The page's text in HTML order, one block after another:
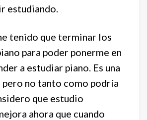
estudiando.
tenido que terminar los
para poder ponerme en
a estudiar piano. Es una
pero no tanto como podría
que estudio
ahora que cuando